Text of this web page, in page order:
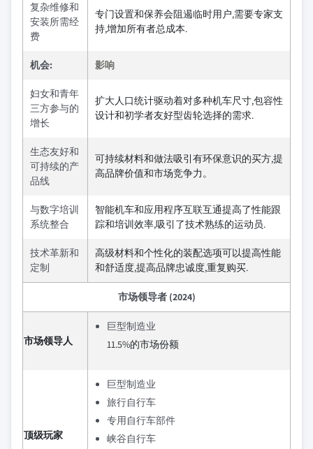
复杂维修和
安装所需经
费
专门设置和保养会阻遏临时用户,需要专家支
持,增加所有者总成本.
机会: 影响
妇女和青年
三方参与的
增长
扩大人口统计驱动着对多种机车尺寸,包容性
设计和初学者友好型齿轮选择的需求.
生态友好和
可持续的产
品线
可持续材料和做法吸引有环保意识的买方,提
高品牌价值和市场竞争力。
与数字培训
系统整合
智能机车和应用程序互联互通提高了性能跟
踪和培训效率,吸引了技术熟练的运动员.
技术革新和
定制
高级材料和个性化的装配选项可以提高性能
和舒适度,提高品牌忠诚度,重复购买.
市场领导者 (2024)
市场领导人
巨型制造业
11.5%的市场份额
顶级玩家
巨型制造业
旅行自行车
专用自行车部件
峡谷自行车